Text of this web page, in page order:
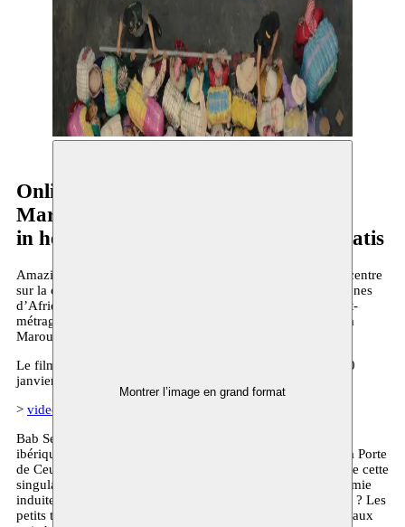
Montrer l’image en grand format
Online Screening Bab Sebta - Randa
Maroufi
in het kader van Amazigh Spring - gratis
Amazigh Spring, un projet de BOZAR et Moussem, se concentre
sur la culture et les luttes des Amazighs, les habitants indigènes
d’Afrique du Nord. Dans ce cadre, nous présentons le court-
métrage Bab Sebta de la réalisatrice et artiste visuelle Randa
Maroufi.
Le film sera temporairement disponible sur cette page du 10
janvier 10h au 17 janvier 24h (uniquement en Belgique).
> video
Bab Sebta (FIDLab 2018) désigne en arabe Ceuta, enclave
ibérique située au Maroc, face à l’Espagne. Littéralement, la Porte
de Ceuta. « Passer » cette porte signifie entrer en Europe. De cette
singularité géographique, Randa Maroufi en retient l’économie
induite et les rapports de pouvoirs qui s’y révèlent. L’action ? Les
petits transits frontaliers en tous genres et plus ou moins légaux